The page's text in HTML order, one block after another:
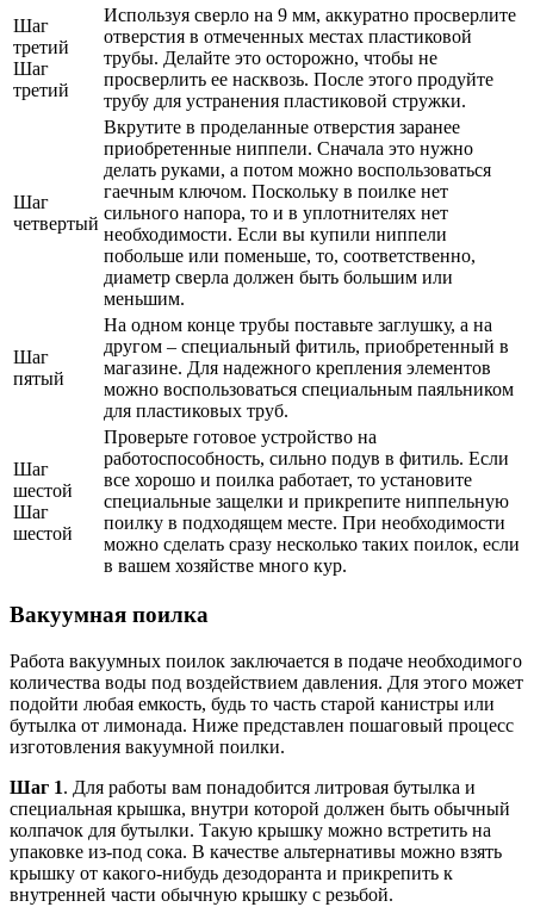
Шаг
третий
Шаг
третий
Используя сверло на 9 мм, аккуратно просверлите
отверстия в отмеченных местах пластиковой
трубы. Делайте это осторожно, чтобы не
просверлить ее насквозь. После этого продуйте
трубу для устранения пластиковой стружки.
Шаг
четвертый
Вкрутите в проделанные отверстия заранее
приобретенные ниппели. Сначала это нужно
делать руками, а потом можно воспользоваться
гаечным ключом. Поскольку в поилке нет
сильного напора, то и в уплотнителях нет
необходимости. Если вы купили ниппели
побольше или поменьше, то, соответственно,
диаметр сверла должен быть большим или
меньшим.
Шаг
пятый
На одном конце трубы поставьте заглушку, а на
другом – специальный фитиль, приобретенный в
магазине. Для надежного крепления элементов
можно воспользоваться специальным паяльником
для пластиковых труб.
Шаг
шестой
Шаг
шестой
Проверьте готовое устройство на
работоспособность, сильно подув в фитиль. Если
все хорошо и поилка работает, то установите
специальные защелки и прикрепите ниппельную
поилку в подходящем месте. При необходимости
можно сделать сразу несколько таких поилок, если
в вашем хозяйстве много кур.
Вакуумная поилка
Работа вакуумных поилок заключается в подаче необходимого
количества воды под воздействием давления. Для этого может
подойти любая емкость, будь то часть старой канистры или
бутылка от лимонада. Ниже представлен пошаговый процесс
изготовления вакуумной поилки.
Шаг 1. Для работы вам понадобится литровая бутылка и
специальная крышка, внутри которой должен быть обычный
колпачок для бутылки. Такую крышку можно встретить на
упаковке из-под сока. В качестве альтернативы можно взять
крышку от какого-нибудь дезодоранта и прикрепить к
внутренней части обычную крышку с резьбой.